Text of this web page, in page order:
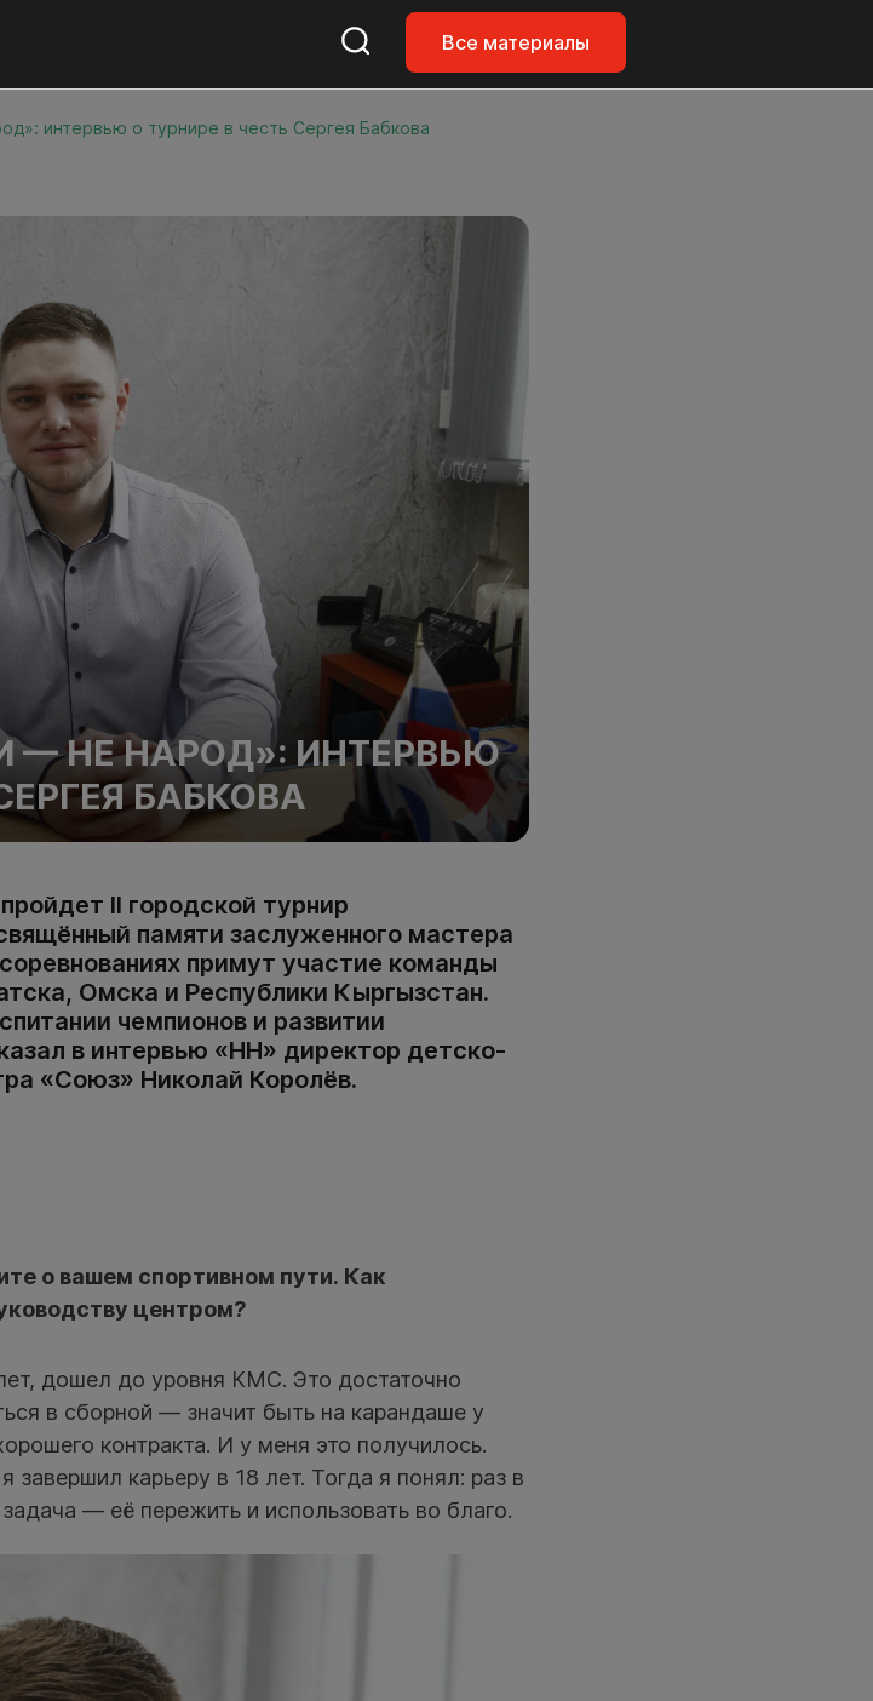
Все материалы
интервью о турнире в честь Сергея Бабкова
— НЕ НАРОД»: ИНТЕРВЬЮ
БАБКОВА
II городской турнир
памяти заслуженного мастера
примут участие команды
Омска и Республики Кыргызстан.
чемпионов и развитии
в интервью «НН» директор детско-
«Союз» Николай Королёв.
о вашем спортивном пути. Как
центром?
дошел до уровня КМС. Это достаточно
в сборной — значит быть на карандаше у
контракта. И у меня это получилось.
карьеру в 18 лет. Тогда я понял: раз в
— её пережить и использовать во благо.